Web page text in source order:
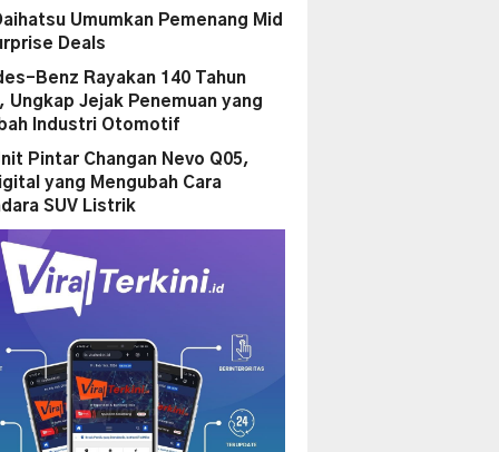
Umumkan Pemenang Mid
Deals
Benz Rayakan 140 Tahun
Ungkap Jejak Penemuan yang
Industri Otomotif
Pintar Changan Nevo Q05,
yang Mengubah Cara
SUV Listrik